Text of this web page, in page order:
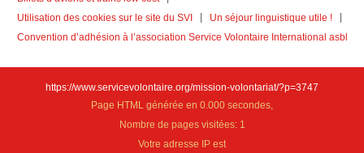
Utilisation des cookies sur le site du SVI
Un séjour linguistique utile !
Convention d’adhésion à l’association Service Volontaire International asbl
https://www.servicevolontaire.org/mission-volontariat/?p=3747
Page HTML générée en 0.000 secondes,
Nombre de pages visitées: 1
Votre adresse IP est